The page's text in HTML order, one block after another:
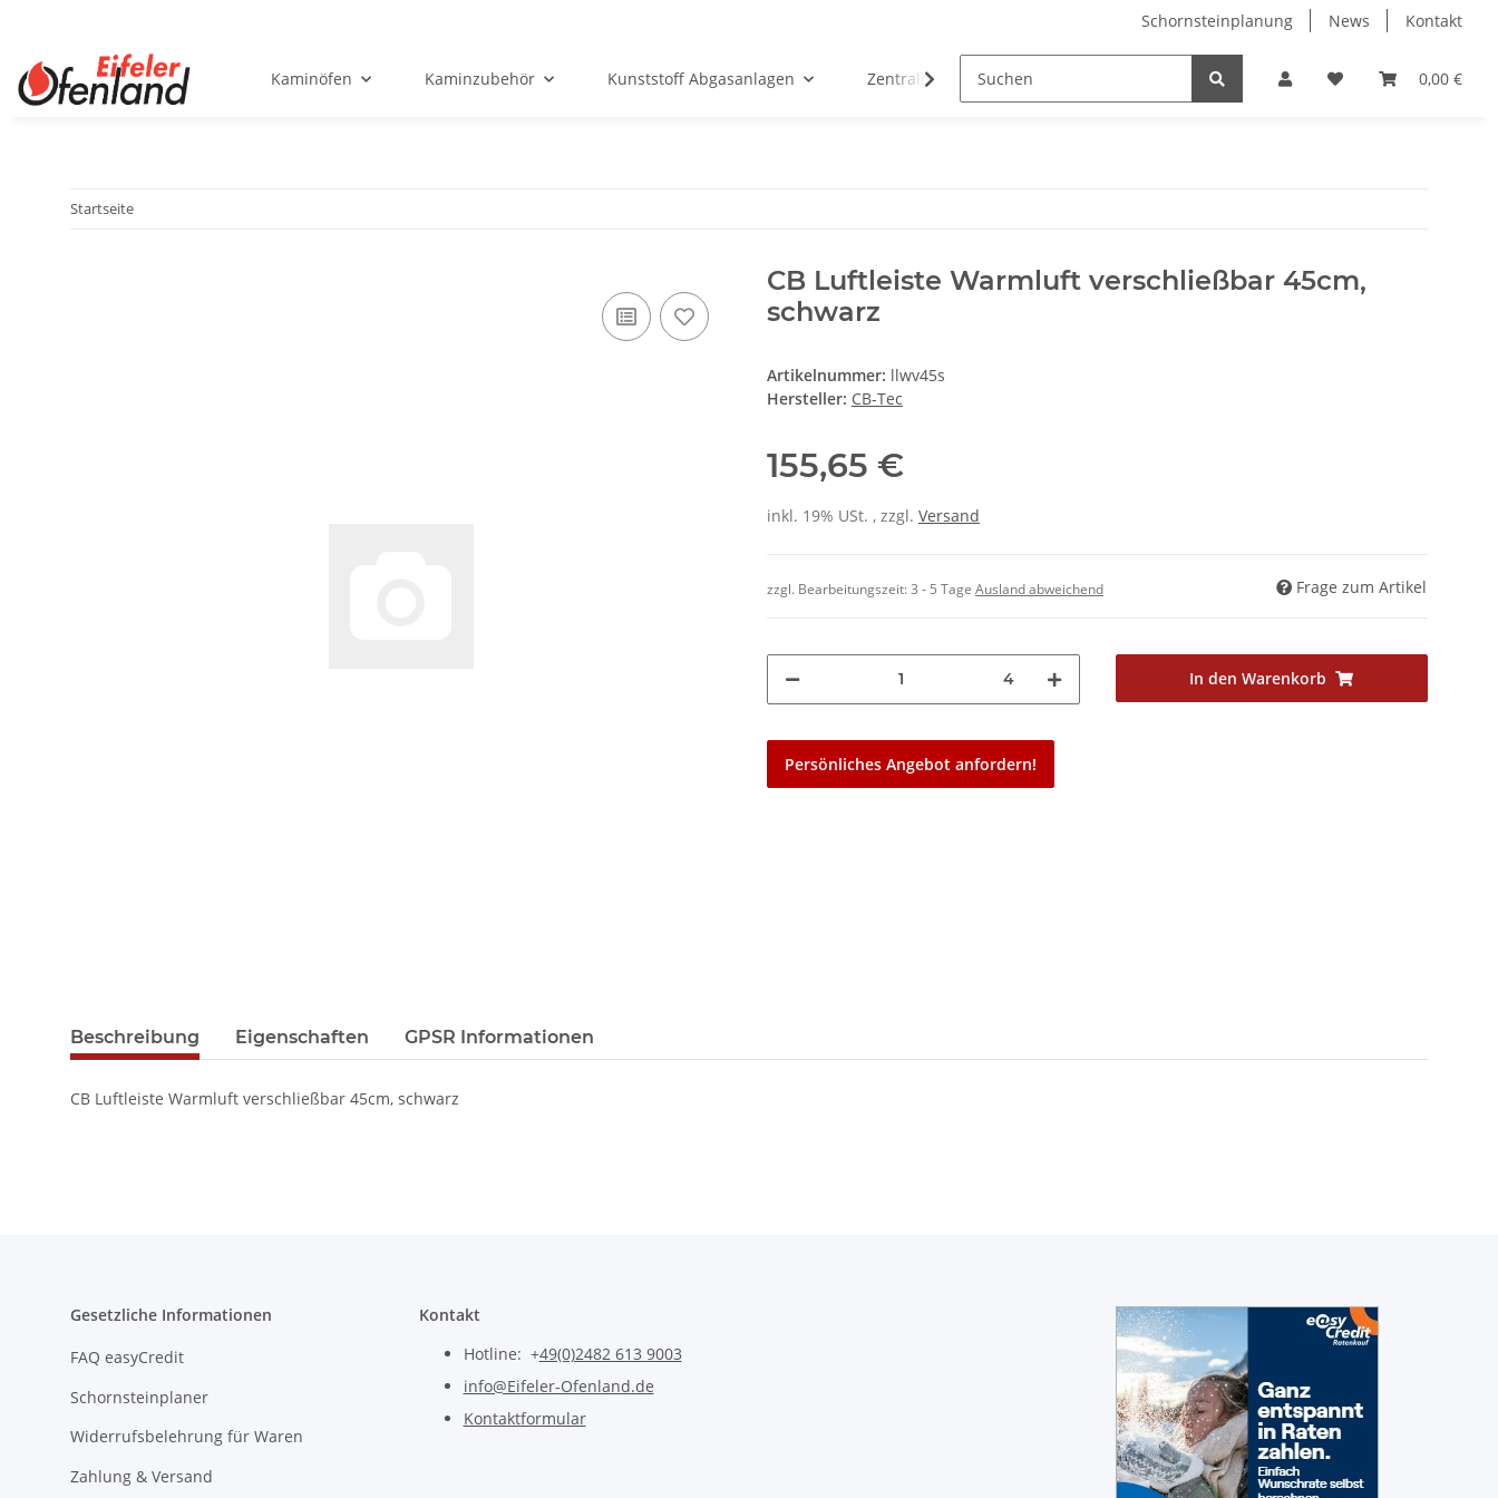
Schornsteinplanung News Kontakt
0,00 €
Kaminöfen Kaminzubehör Kunststoff Abgasanlagen Zentralheizungen
Startseite
CB Luftleiste Warmluft verschließbar 45cm,
schwarz
Artikelnummer: llwv45s
Hersteller: CB-Tec
155,65 €
inkl. 19% USt. , zzgl. Versand
zzgl. Bearbeitungszeit:3 - 5 Tage Ausland abweichend Frage zum Artikel
4 In den Warenkorb
Persönliches Angebot anfordern!
Beschreibung Eigenschaften GPSR Informationen
CB Luftleiste Warmluft verschließbar 45cm, schwarz
Gesetzliche Informationen
FAQ easyCredit
Schornsteinplaner
Widerrufsbelehrung für Waren
Zahlung & Versand
Kontakt
Hotline: +49(0)2482 613 9003
info@Eifeler-Ofenland.de
Kontaktformular